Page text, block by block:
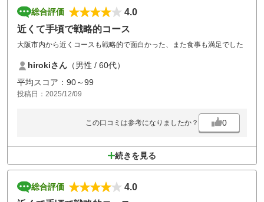
総合評価
4.0
近くて手頃で戦略的コース
大阪市内から近くコースも戦略的で面白かった、また食事も満足でした
hirokiさん （男性 / 60代）
平均スコア：90～99
投稿日：2025/12/09
この口コミは参考になりましたか？ 0
続きを見る
総合評価
4.0